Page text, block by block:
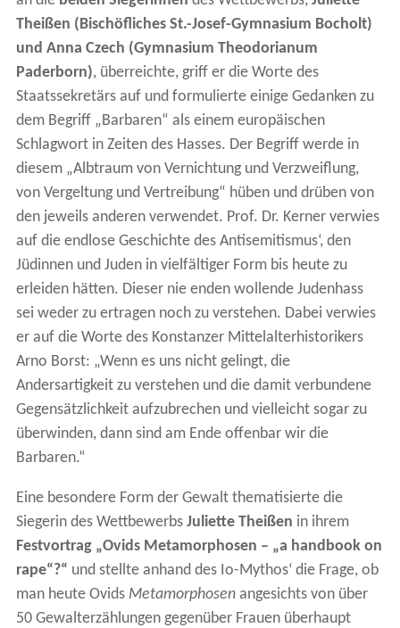
Theißen (Bischöfliches St.-Josef-Gymnasium Bocholt)
und Anna Czech (Gymnasium Theodorianum
Paderborn), überreichte, griff er die Worte des
Staatssekretärs auf und formulierte einige Gedanken zu
dem Begriff „Barbaren“ als einem europäischen
Schlagwort in Zeiten des Hasses. Der Begriff werde in
diesem „Albtraum von Vernichtung und Verzweiflung,
von Vergeltung und Vertreibung“ hüben und drüben von
den jeweils anderen verwendet. Prof. Dr. Kerner verwies
auf die endlose Geschichte des Antisemitismus‘, den
Jüdinnen und Juden in vielfältiger Form bis heute zu
erleiden hätten. Dieser nie enden wollende Judenhass
sei weder zu ertragen noch zu verstehen. Dabei verwies
er auf die Worte des Konstanzer Mittelalterhistorikers
Arno Borst: „Wenn es uns nicht gelingt, die
Andersartigkeit zu verstehen und die damit verbundene
Gegensätzlichkeit aufzubrechen und vielleicht sogar zu
überwinden, dann sind am Ende offenbar wir die
Barbaren.“
Eine besondere Form der Gewalt thematisierte die
Siegerin des Wettbewerbs Juliette Theißen in ihrem
Festvortrag „Ovids Metamorphosen – „a handbook on
rape“?“ und stellte anhand des Io-Mythos‘ die Frage, ob
man heute Ovids Metamorphosen angesichts von über
50 Gewalterzählungen gegenüber Frauen überhaupt